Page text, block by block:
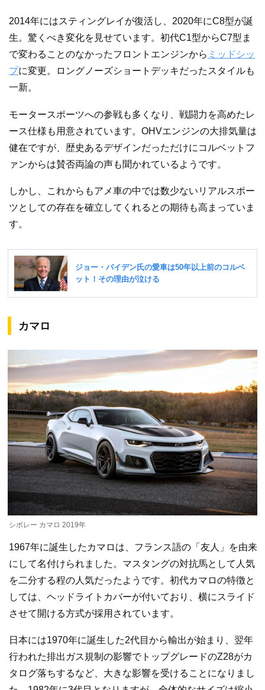
2014年にはスティングレイが復活し、2020年にC8型が誕
生。驚くべき変化を見せています。初代C1型からC7型ま
で変わることのなかったフロントエンジンから ミッドシッ
プに変更。ロングノーズショートデッキだったスタイルも
一新。
モータースポーツへの参戦も多くなり、戦闘力を高めたレ
ース仕様も用意されています。OHVエンジンの大排気量は
健在ですが、歴史あるデザインだっただけにコルベットフ
ァンからは賛否両論の声も聞かれているようです。
しかし、これからもアメ車の中では数少ないリアルスポー
ツとしての存在を確立してくれるとの期待も高まっていま
す。
カマロ
シボレー カマロ 2019年
1967年に誕生したカマロは、フランス語の「友人」を由来
にして名付けられました。マスタングの対抗馬として人気
を二分する程の人気だったようです。初代カマロの特徴と
しては、ヘッドライトカバーが付いており、横にスライド
させて開ける方式が採用されています。
日本には1970年に誕生した2代目から輸出が始まり、翌年
行われた排出ガス規制の影響でトップグレードのZ28がカ
タログ落ちするなど、大きな影響を受けることになりまし